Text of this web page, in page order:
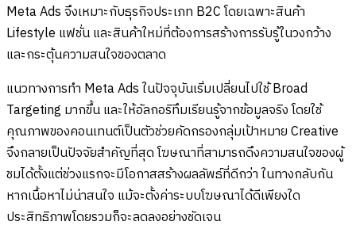
Meta Ads จึงเหมาะกับธุรกิจประเภท B2C โดยเฉพาะสินค้า
Lifestyle แฟชั่น และสินค้าใหม่ที่ต้องการสร้างการรับรู้ในวงกว้าง
และกระตุ้นความสนใจของตลาด
แนวทางการทำ Meta Ads ในปัจจุบันเริ่มเปลี่ยนไปใช้ Broad
Targeting มากขึ้น และให้อัลกอริทึมเรียนรู้จากข้อมูลจริง โดยใช้
คุณภาพของคอนเทนต์เป็นตัวช่วยคัดกรองกลุ่มเป้าหมาย Creative
จึงกลายเป็นปัจจัยสำคัญที่สุด โฆษณาที่สามารถดึงความสนใจของผู้
ชมได้ตั้งแต่ช่วงแรกจะมีโอกาสสร้างผลลัพธ์ที่ดีกว่า ในทางกลับกัน
หากเนื้อหาไม่น่าสนใจ แม้จะตั้งค่าระบบโฆษณาได้ดีเพียงใด
ประสิทธิภาพโดยรวมก็จะลดลงอย่างชัดเจน